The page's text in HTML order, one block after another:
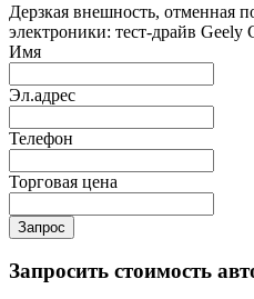
Дерзкая внешность, отменная
электроники: тест-драйв Geely
Имя
Эл.адрес
Телефон
Торговая цена
Запрос
Запросить стоимость